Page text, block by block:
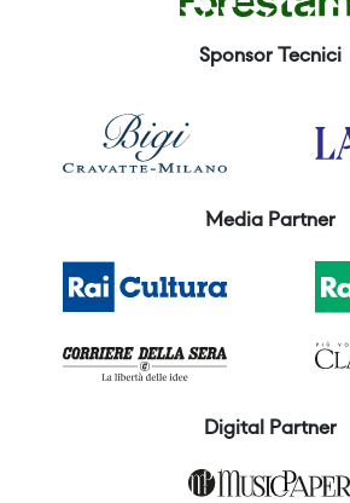
Sponsor Tecnici
Media Partner
Digital Partner